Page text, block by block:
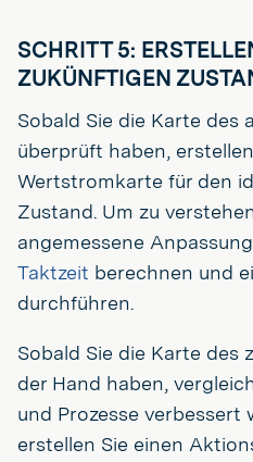
SCHRITT 5:
ZUKÜNFTIGEN
Sobald Sie die Karte des
überprüft haben,
Wertstromkarte für den
Zustand. Um zu
angemessene
Taktzeit berechnen und
durchführen.
Sobald Sie die Karte des
der Hand haben,
und Prozesse verbessert
erstellen Sie einen